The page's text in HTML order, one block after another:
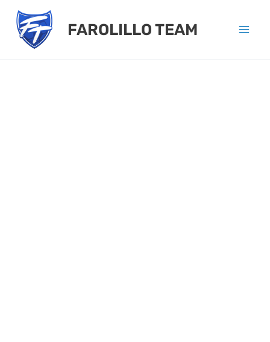
contenido
FAROLILLO TEAM